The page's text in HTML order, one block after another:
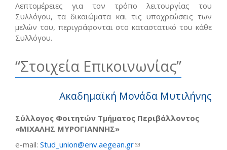
Λεπτομέρειες για τον τρόπο λειτουργίας του
Συλλόγου, τα δικαιώματα και τις υποχρεώσεις των
μελών του, περιγράφονται στο καταστατικό του κάθε
Συλλόγου.
Στοιχεία Επικοινωνίας
Ακαδημαϊκή Μονάδα Μυτιλήνης
Σύλλογος Φοιτητών Τμήματος Περιβάλλοντος
«ΜΙΧΑΛΗΣ ΜΥΡΟΓΙΑΝΝΗΣ»
e-mail: Stud_union@env.aegean.gr(link sends e-mail)